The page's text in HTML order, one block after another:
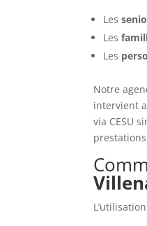
Les
Les
Les
Notre
intervient
via CESU